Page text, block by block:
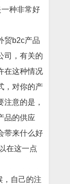
种非常好
贸b2c产品
司，有关的
在这种情况
，对你的产
意的是，
品的供应
带来什么好
在这一点
，自己的注